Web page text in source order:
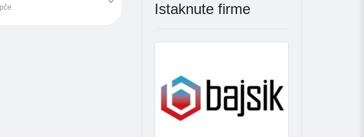
Istaknute firme